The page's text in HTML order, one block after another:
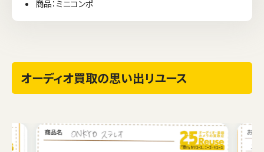
商品：ミニコンポ
オーディオ買取の思い出リユース